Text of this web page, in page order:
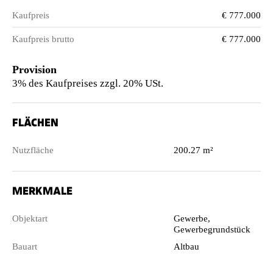
Kaufpreis € 777.000
Kaufpreis brutto € 777.000
Provision
3% des Kaufpreises zzgl. 20% USt.
FLÄCHEN
Nutzfläche 200.27 m²
MERKMALE
Objektart
Gewerbe,
Gewerbegrundstück
Bauart
Altbau